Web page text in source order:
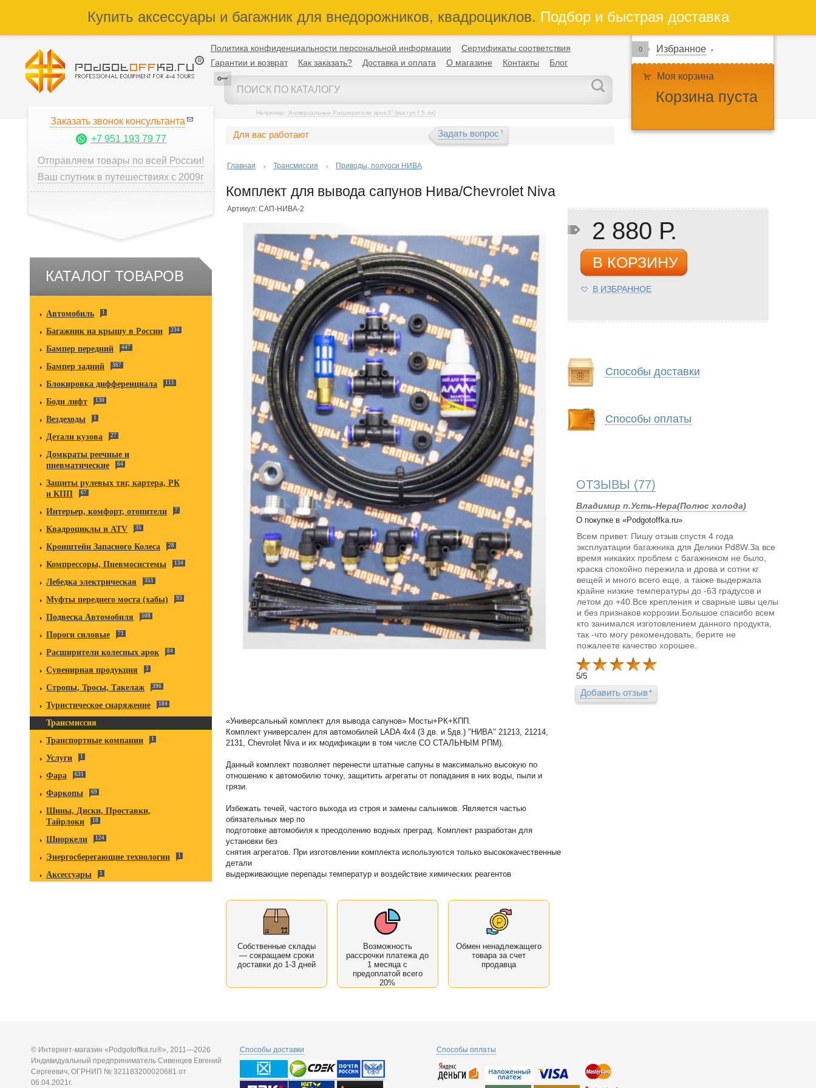
Купить аксессуары и багажник для внедорожников, квадроциклов.Подбор и быстрая доставка
Политика конфиденциальности персональной информации
Сертификаты соответствия
Гарантии и возврат
Как заказать? Доставка и оплата О магазине Контакты Блог
Например: Универсальные Расширители арок 3" (выступ 7,5 см)
0 Избранное
Моя корзина
Корзина пуста
Заказать звонок консультанта
+7 951 193 79 77
Отправляем товары по всей России!
Ваш спутник в путешествиях с 2009г
КАТАЛОГ ТОВАРОВ
Автомобиль 1
Багажник на крышу в России 234
Бампер передний 447
Бампер задний 367
Блокировка дифференциала 111
Боди лифт 130
Вездеходы 1
Детали кузова 27
Домкраты реечные и
пневматические
64
Защиты рулевых тяг, картера, РК
и КПП
67
Интерьер, комфорт, отопители 7
Квадроциклы и ATV 35
Кронштейн Запасного Колеса 28
Компрессоры, Пневмосистемы 134
Лебедка электрическая 351
Муфты переднего моста (хабы) 93
Подвеска Автомобиля 508
Пороги силовые 71
Расширители колесных арок 84
Сувенирная продукция 3
Стропы, Тросы, Такелаж 396
Туристическое снаряжение 184
Трансмиссия
Транспортные компании
1
Услуги 1
Фара 631
Фаркопы 69
Шины, Диски, Проставки,
Тайрлоки
18
Шноркели 124
Энергосберегающие технологии 1
Аксессуары 1
Для вас работают Задать вопрос
Главная Трансмиссия Приводы, полуоси НИВА
Комплект для вывода сапунов Нива/Chevrolet Niva
Артикул: САП-НИВА-2
«Универсальный комплект для вывода сапунов» Мосты+РК+КПП.
Комплект универсален для автомобилей LADA 4x4 (3 дв. и 5дв.) "НИВА" 21213, 21214,
2131, Chevrolet Niva и их модификации в том числе СО СТАЛЬНЫМ РПМ).
Данный комплект позволяет перенести штатные сапуны в максимально высокую по
отношению к автомобилю точку, защитить агрегаты от попадания в них воды, пыли и
грязи.
Избежать течей, частого выхода из строя и замены сальников. Является частью
обязательных мер по
подготовке автомобиля к преодолению водных преград. Комплект разработан для
установки без
снятия агрегатов. При изготовлении комплекта используются только высококачественные
детали
выдерживающие перепады температур и воздействие химических реагентов
Собственные склады
— сокращаем сроки
доставки до 1-3 дней
Возможность
рассрочки платежа до
1 месяца с
предоплатой всего
20%
Обмен ненадлежащего
товара за счет
продавца
2 880 Р.
В КОРЗИНУ
В ИЗБРАННОЕ
Способы доставки
Способы оплаты
ОТЗЫВЫ (77)
Владимир п.Усть-Нера(Полюс холода)
О покупке в «Podgotoffka.ru»
Всем привет. Пишу отзыв спустя 4 года
эксплуатации багажника для Делики Pd8W.За все
время никаких проблем с багажником не было,
краска спокойно пережила и дрова и сотни кг
вещей и много всего еще, а также выдержала
крайне низкие температуры до -63 градусов и
летом до +40.Все крепления и сварные швы целы
и без признаков коррозии.Большое спасибо всем
кто занимался изготовлением данного продукта,
так -что могу рекомендовать, берите не
пожалеете качество хорошее.
5/5
Добавить отзыв
© Интернет-магазин «Podgotoffka.ru®», 2011—2026
Индивидуальный предприниматель Сивенцев Евгений
Сергеевич, ОГРНИП № 321183200020681 от
06.04.2021г.
Способы доставки Способы оплаты